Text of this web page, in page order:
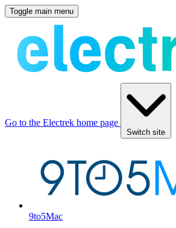
Toggle main menu
Go to the Electrek home page
Switch site
9to5Mac